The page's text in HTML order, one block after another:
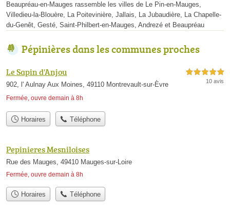
Beaupréau-en-Mauges rassemble les villes de Le Pin-en-Mauges,
Villedieu-la-Blouère, La Poitevinière, Jallais, La Jubaudière, La Chapelle-
du-Genêt, Gesté, Saint-Philbert-en-Mauges, Andrezé et Beaupréau
Pépinières dans les communes proches
Le Sapin d'Anjou
902, l' Aulnay Aux Moines, 49110 Montrevault-sur-Èvre
Fermée, ouvre demain à 8h
5,0 étoiles sur 5
10 avis
Horaires Téléphone
Pepinieres Mesniloises
Rue des Mauges, 49410 Mauges-sur-Loire
Fermée, ouvre demain à 8h
Horaires Téléphone